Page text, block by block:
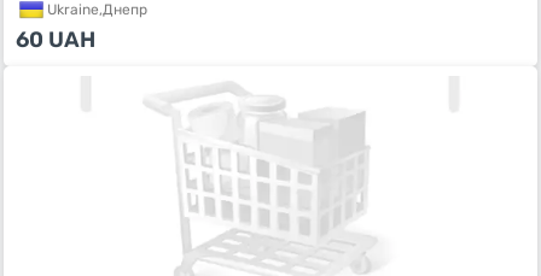
Ukraine,Днепр
60 UAH